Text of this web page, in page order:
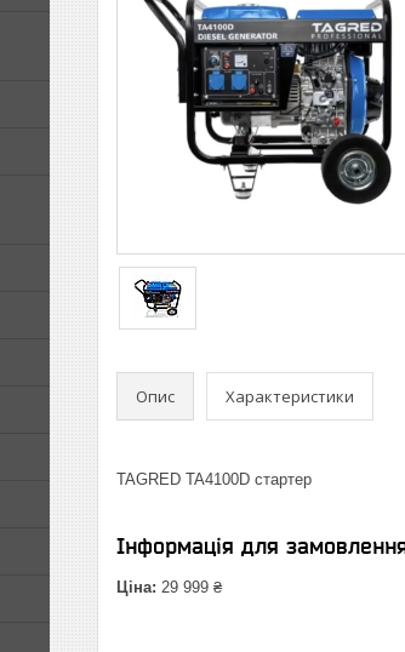
Опис Характеристики
TAGRED TA4100D стартер
Інформація для
Ціна: 29 999 ₴